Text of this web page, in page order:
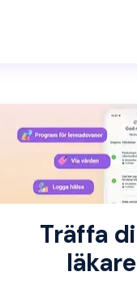
Träffa